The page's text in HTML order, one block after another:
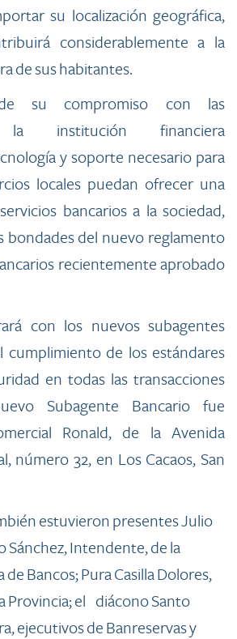
su localización geográfica,
considerablemente a la
de sus habitantes.
su compromiso con las
la institución financiera
y soporte necesario para
locales puedan ofrecer una
bancarios a la sociedad,
bondades del nuevo reglamento
recientemente aprobado
con los nuevos subagentes
cumplimiento de los estándares
en todas las transacciones
Subagente Bancario fue
Ronald, de la Avenida
número 32, en Los Cacaos, San
estuvieron presentes Julio
Sánchez, Intendente, de la
Bancos; Pura Casilla Dolores,
Provincia; el diácono Santo
ejecutivos de Banreservas y